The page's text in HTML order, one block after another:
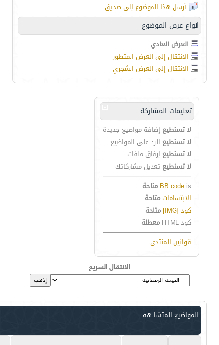
أرسل هذا الموضوع إلى صديق
انواع عرض الموضوع
العرض العادي
الانتقال إلى العرض المتطور
الانتقال إلى العرض الشجري
تعليمات المشاركة
لا تستطيع إضافة مواضيع جديدة
لا تستطيع الرد على المواضيع
لا تستطيع إرفاق ملفات
لا تستطيع تعديل مشاركاتك
BB code is
متاحة
الابتساماتمتاحة
كود [IMG]
متاحة
كود HTML
معطلة
قوانين المنتدى
الانتقال السريع
المواضيع المتشابهه